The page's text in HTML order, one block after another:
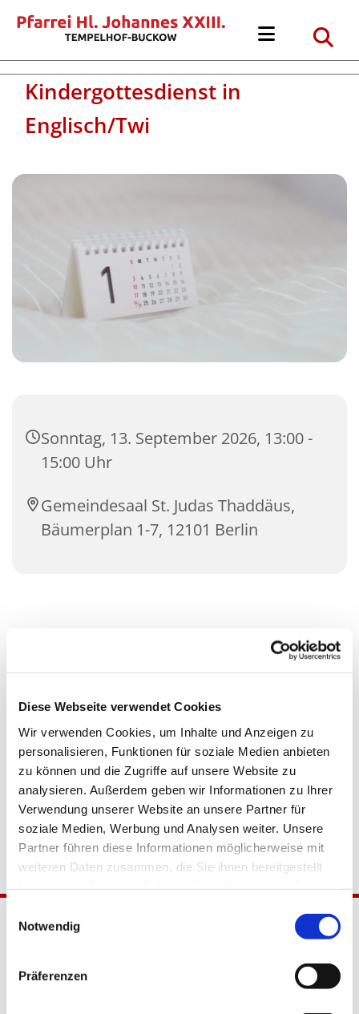
Diese Webseite verwendet Cookies
Wir verwenden Cookies, um Inhalte und Anzeigen zu
personalisieren, Funktionen für soziale Medien anbieten
zu können und die Zugriffe auf unsere Website zu
analysieren. Außerdem geben wir Informationen zu Ihrer
Verwendung unserer Website an unsere Partner für
soziale Medien, Werbung und Analysen weiter. Unsere
Partner führen diese Informationen möglicherweise mit
weiteren Daten zusammen, die Sie ihnen bereitgestellt
Notwendig
Präferenzen
Kindergottesdienst in
Englisch/Twi
Sonntag, 13. September 2026, 13:00 -
15:00 Uhr
Gemeindesaal St. Judas Thaddäus,
Bäumerplan 1-7, 12101 Berlin